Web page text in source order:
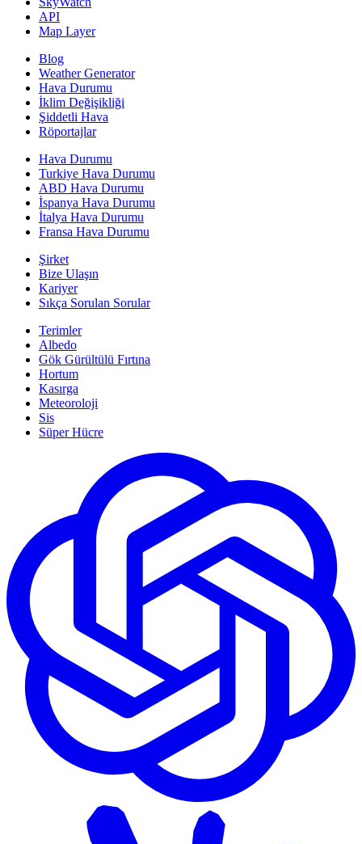
API
Map Layer
Blog
Weather Generator
Hava Durumu
İklim Değişikliği
Şiddetli Hava
Röportajlar
Hava Durumu
Turkiye Hava Durumu
ABD Hava Durumu
İspanya Hava Durumu
İtalya Hava Durumu
Fransa Hava Durumu
Şirket
Bize Ulaşın
Kariyer
Sıkça Sorulan Sorular
Terimler
Albedo
Gök Gürültülü Fırtına
Hortum
Kasırga
Meteoroloji
Sis
Süper Hücre